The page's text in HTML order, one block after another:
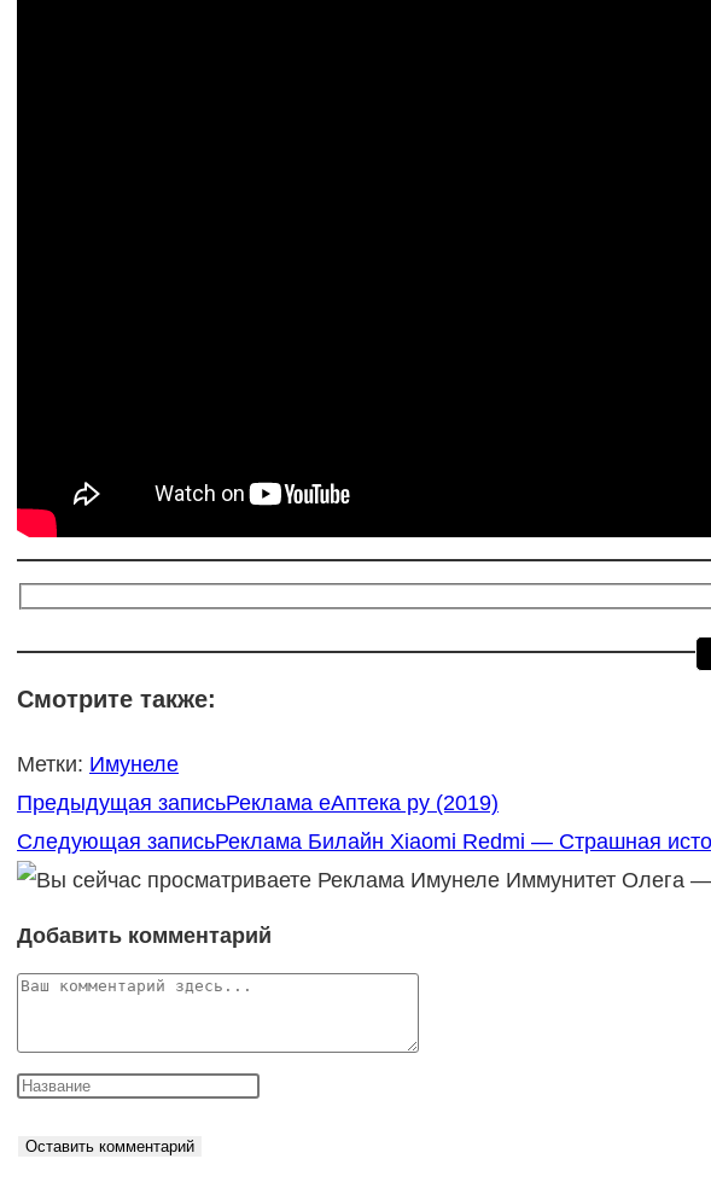
Смотрите также:
Метки: Имунеле
Еще
статьи
Предыдущая записьРеклама еАптека ру (2019)
Следующая записьРеклама Билайн Xiaomi Redmi — Страшная
Добавить комментарий
Комментарий